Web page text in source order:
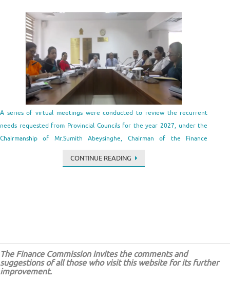
A series of virtual meetings were conducted to review the recurrent
needs requested from Provincial Councils for the year 2027, under the
Chairmanship of Mr.Sumith Abeysinghe, Chairman of the Finance
Tennakoon, Secretary of the Finance Commission with the participation
CONTINUE READING
The Finance Commission invites the comments and
suggestions of all those who visit this website for its further
improvement.